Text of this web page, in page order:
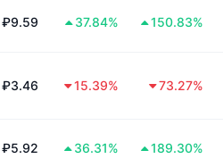
₽9.59 37.84% 150.83%
₽3.46 15.39% 73.27%
₽5.92 36.31% 189.30%